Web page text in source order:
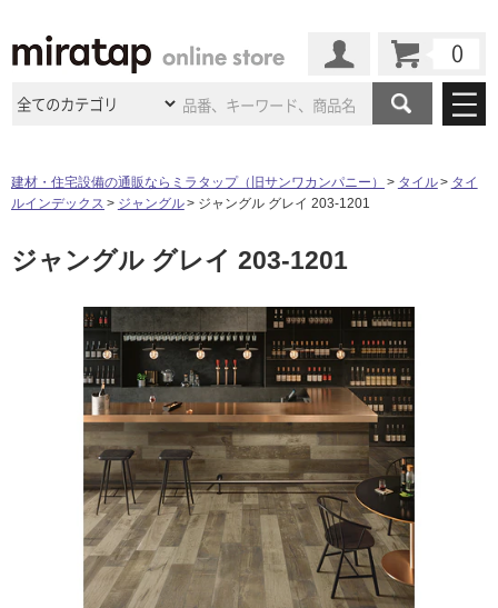
商品カテゴリ
キッチン
ム）・トイレ
ドア（扉）・建具・玄関
エクステリア（外構）
ウッドデッキ フローリング・床材
インテリア・家具
ペット用品
内装用建材 パネル・壁材
施工事例
施工事例 法人案件納入事例
ミラタップのあるくらし お客様訪問インタビュー
店舗・施設事例
ショールーム
ショールームのご案内 東京ショールーム
ショールーム 仙台ショールーム
名古屋ショールーム 京都ショールーム
ショールーム 札幌スマート ショールー
ム
横浜スマートショールー
ウェルビーみのおHDC
BOX
サポート
ご利用ガイド 初めての方へ
よくある質問 お問い合わせ
修理お問い合わせ クレーム公開
説明書・図面検索 水まわり3年保証
その他サービス
ミラタップと創る家
ASOLIE
工事会社紹介Coziコンシ
ェルジュ
自分らしい家づくり
SUVACO
最高のリノベ会社が
かるリノベりす
建材・住宅設備の通販ならミラタップ（旧サンワカンパニー） タイル
タイ
ルインデックス
ジャングル ジャングル グレイ 203-1201
ジャングル グレイ 203-1201